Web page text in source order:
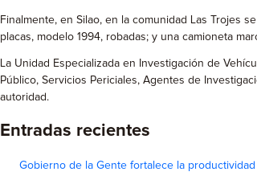
Finalmente, en Silao, en la comunidad Las Trojes
placas, modelo 1994, robadas; y una camioneta
La Unidad Especializada en Investigación de
Público, Servicios Periciales, Agentes de
autoridad.
Entradas recientes
Gobierno de la Gente fortalece la